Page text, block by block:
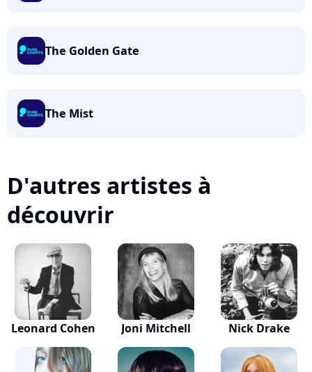
The Golden Gate
The Mist
D'autres artistes à
découvrir
Leonard Cohen Joni Mitchell Nick Drake